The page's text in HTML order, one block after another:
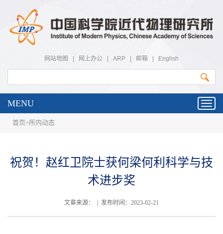
网站地图 网上办公 ARP 邮箱 English
MENU
首页>所内动态
祝贺！赵红卫院士获何梁何利科学与技
术进步奖
文章来源： | 发布时间：2023-02-21